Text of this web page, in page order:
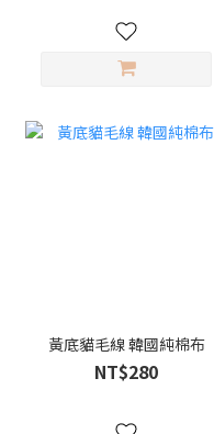
黃底貓毛線 韓國純棉布
NT$280